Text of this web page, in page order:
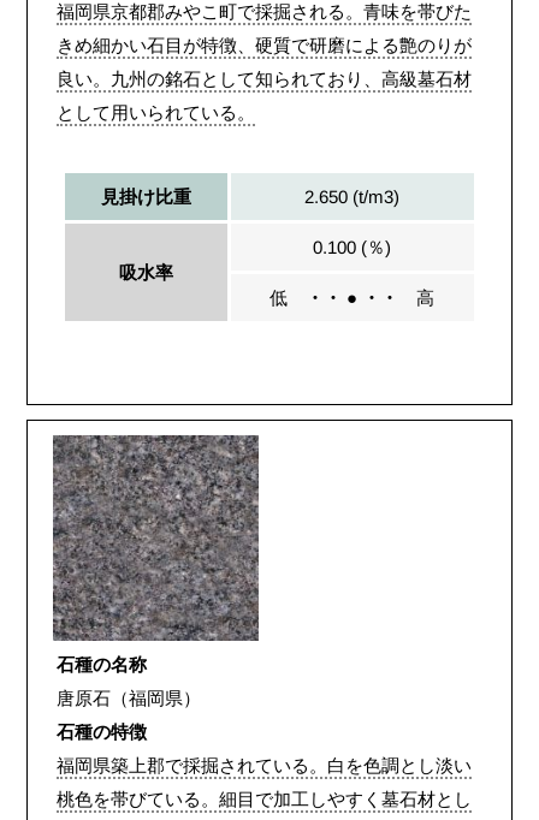
福岡県京都郡みやこ町で採掘される。青味を帯びた
きめ細かい石目が特徴、硬質で研磨による艶のりが
良い。九州の銘石として知られており、高級墓石材
として用いられている。
見掛け比重 2.650 (t/m3)
吸水率
0.100 (％)
低 ・・ ● ・・ 高
石種の名称
唐原石（福岡県）
石種の特徴
福岡県築上郡で採掘されている。白を色調とし淡い
桃色を帯びている。細目で加工しやすく墓石材とし